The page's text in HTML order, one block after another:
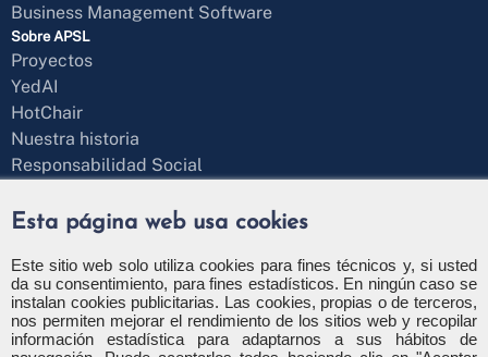
Business Management Software
Sobre APSL
Proyectos
YedAI
HotChair
Nuestra historia
Responsabilidad Social
¿Hablamos?
Formulario de contacto
+34 971 43 97 71
info@apsl.net
Esta página web usa cookies
Este sitio web solo utiliza cookies para fines técnicos y, si usted
da su consentimiento, para fines estadísticos. En ningún caso se
instalan cookies publicitarias. Las cookies, propias o de terceros,
nos permiten mejorar el rendimiento de los sitios web y recopilar
información estadística para adaptarnos a sus hábitos de